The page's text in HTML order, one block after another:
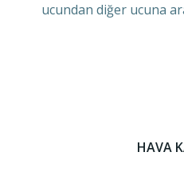
ucundan diğer ucuna
HAVA